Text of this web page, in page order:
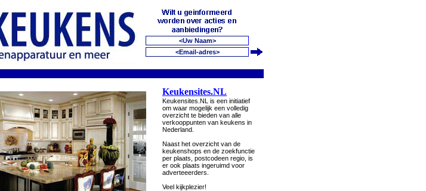
Keukensites.NL
Keukensites.NL is een initiatief
om waar mogelijk een volledig
overzicht te bieden van alle
verkooppunten van keukens in
Nederland.
Naast het overzicht van de
keukenshops en de zoekfunctie
per plaats, postcodeen regio, is
er ook plaats ingeruimd voor
adverteeerders.
Veel kijkplezier!